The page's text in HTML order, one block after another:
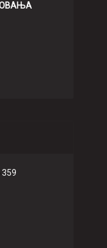
359